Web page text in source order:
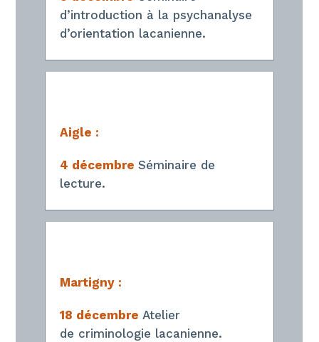
d’introduction à la psychanalyse
d’orientation lacanienne.
Aigle :
4 décembre Séminaire de
lecture.
Martigny :
18 décembre Atelier
de criminologie lacanienne.